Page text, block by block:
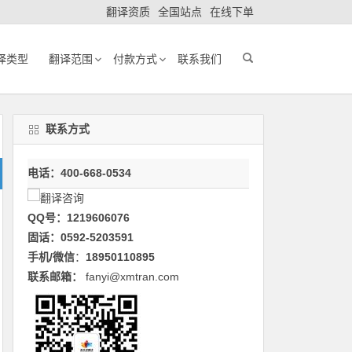
翻译资质 全国站点 在线下单
类型 翻译范围 付款方式 联系我们
联系方式
电话：400-668-0534
QQ号：1219606076
固话：0592-5203591
手机/微信： 18950110895
联系邮箱： fanyi@xmtran.com